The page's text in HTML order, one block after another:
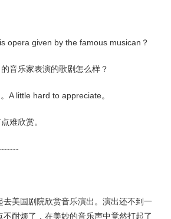
opera given by the famous musican？
音乐家表演的歌剧怎么样？
A little hard to appreciate。
难欣赏。
去美国剧院欣赏音乐演出。演出还不到一
耐烦了，在美妙的音乐声中竟然打起了